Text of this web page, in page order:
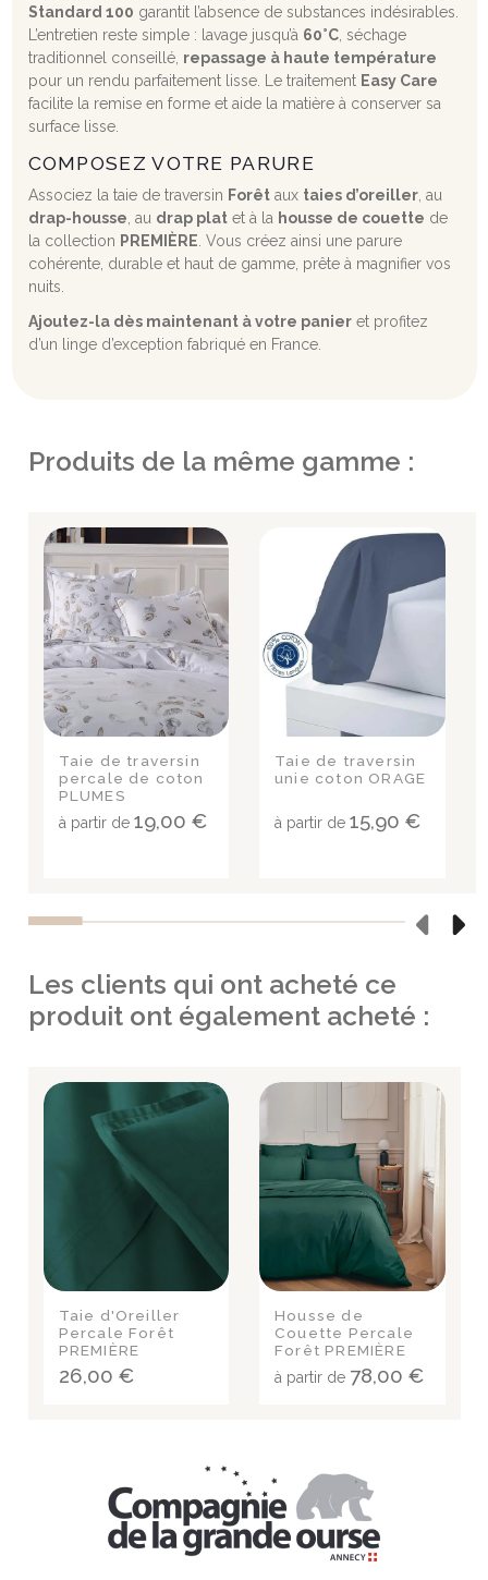
Standard 100 garantit l’absence de substances indésirables.
L’entretien reste simple : lavage jusqu’à 60°C, séchage
traditionnel conseillé, repassage à haute température
pour un rendu parfaitement lisse. Le traitement Easy Care
facilite la remise en forme et aide la matière à conserver sa
surface lisse.
COMPOSEZ VOTRE PARURE
Associez la taie de traversin Forêtaux taies d’oreiller, au
drap-housse , au drap platet à la housse de couette de
la collection PREMIÈRE . Vous créez ainsi une parure
cohérente, durable et haut de gamme, prête à magnifier vos
nuits.
Ajoutez-la dès maintenant à votre panieret profitez
d’un linge d’exception fabriqué en France.
Produits de la même gamme :
Taie de traversin
percale de coton
PLUMES
à partir de 19,00 €
Taie de traversin
unie coton ORAGE
à partir de 15,90 €
Les clients qui ont acheté ce
produit ont également acheté :
Taie d'Oreiller
Percale Forêt
PREMIÈRE
26,00 €
Housse de
Couette Percale
Forêt PREMIÈRE
à partir de 78,00 €